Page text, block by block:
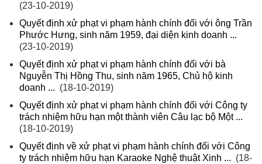
(23-10-2019)
Quyết định xử phạt vi phạm hành chính đối với ông Trần
Phước Hưng, sinh năm 1959, đại diện kinh doanh ...
(23-10-2019)
Quyết định xử phạt vi phạm hành chính đối với bà
Nguyễn Thị Hồng Thu, sinh năm 1965, Chủ hộ kinh
doanh ... (18-10-2019)
Quyết định xử phạt vi phạm hành chính đối với Công ty
trách nhiệm hữu hạn một thành viên Câu lạc bộ Một ...
(18-10-2019)
Quyết định về xử phạt vi phạm hành chính đối với Công
ty trách nhiệm hữu hạn Karaoke Nghệ thuật Xinh ... (18-